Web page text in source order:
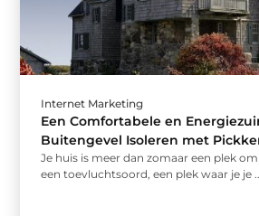
Internet Marketing
Een Comfortabele en
Buitengevel Isoleren met
Je huis is meer dan zomaar een plek
een toevluchtsoord, een plek waar je je